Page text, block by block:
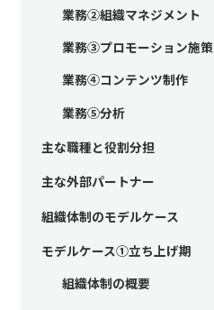
業務②組織マネジメント
業務③プロモーション施策
業務④コンテンツ制作
業務⑤分析
主な職種と役割分担
主な外部パートナー
組織体制のモデルケース
モデルケース①立ち上げ期
組織体制の概要